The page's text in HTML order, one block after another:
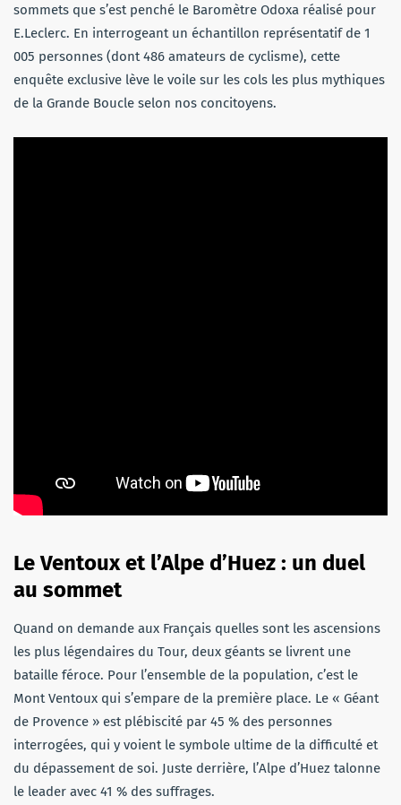
sommets que s’est penché le Baromètre Odoxa réalisé pour
E.Leclerc. En interrogeant un échantillon représentatif de 1
005 personnes (dont 486 amateurs de cyclisme), cette
enquête exclusive lève le voile sur les cols les plus mythiques
de la Grande Boucle selon nos concitoyens.
Le Ventoux et l’Alpe d’Huez : un duel
au sommet
Quand on demande aux Français quelles sont les ascensions
les plus légendaires du Tour, deux géants se livrent une
bataille féroce. Pour l’ensemble de la population, c’est le
Mont Ventoux qui s’empare de la première place. Le « Géant
de Provence » est plébiscité par 45 % des personnes
interrogées, qui y voient le symbole ultime de la difficulté et
du dépassement de soi. Juste derrière, l’Alpe d’Huez talonne
le leader avec 41 % des suffrages.